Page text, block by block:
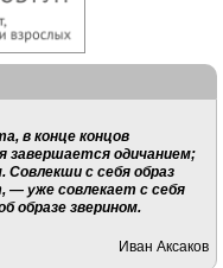
в конце концов
завершается одичанием;
с себя образ
— уже совлекает с себя
образе зверином.
Иван Аксаков